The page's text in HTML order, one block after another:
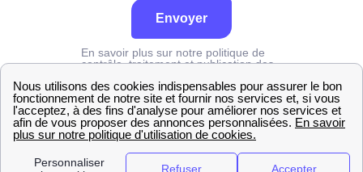
Envoyer
En savoir plus sur notre politique de
contrôle, traitement et publication des
Edf Doubs Bavans